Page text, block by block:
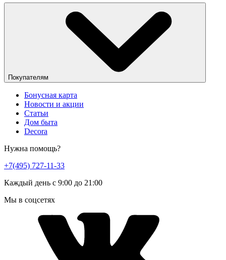
Покупателям
Бонусная карта
Новости и акции
Статьи
Дом быта
Decora
Нужна помощь?
+7(495) 727-11-33
Каждый день с 9:00 до 21:00
Мы в соцсетях